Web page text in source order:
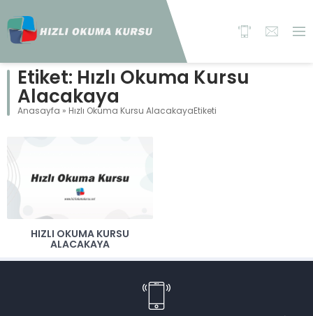
Etiket: Hızlı Okuma Kursu
Alacakaya
Anasayfa » Hızlı Okuma Kursu AlacakayaEtiketi
HIZLI OKUMA KURSU
ALACAKAYA